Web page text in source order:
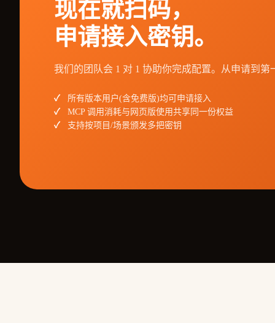
现在就扫码，
申请接入密钥。
我们的团队会 1 对 1 协助你完成配置。从申请到
所有版本用户(含免费版)均可申请接入
MCP 调用消耗与网页版使用共享同一份权益
支持按项目/场景颁发多把密钥